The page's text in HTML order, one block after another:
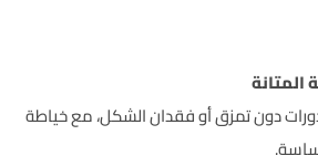
دون تمزق أو فقدان الشكل، مع خياطة